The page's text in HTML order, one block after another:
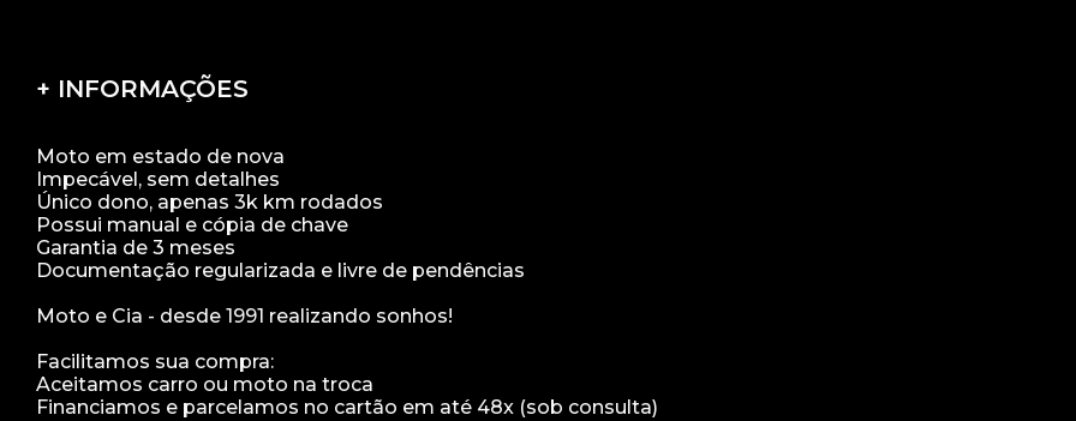
+ INFORMAÇÕES
Moto em estado de nova
Impecável, sem detalhes
Único dono, apenas 3k km rodados
Possui manual e cópia de chave
Garantia de 3 meses
Documentação regularizada e livre de pendências
Moto e Cia - desde 1991 realizando sonhos!
Facilitamos sua compra:
Aceitamos carro ou moto na troca
Financiamos e parcelamos no cartão em até 48x (sob consulta)